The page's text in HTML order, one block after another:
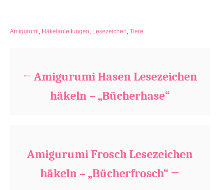
C
Amigurumi, Häkelanleitungen, Lesezeichen, Tiere
Amigurumi Hasen Lesezeichen
häkeln – „Bücherhase“
Amigurumi Frosch Lesezeichen
häkeln – „Bücherfrosch“